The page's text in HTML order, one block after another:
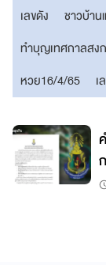
เลขดัง
ชาวบ้าน
ทำบุญเทศกาลสง
หวย16/4/65
เ